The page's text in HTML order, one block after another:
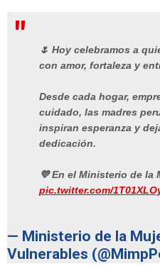
🌷 Hoy celebramos a
con amor, fortaleza y
Desde cada hogar,
cuidado, las madres
inspiran esperanza y
dedicación.
💜 En el Ministerio de la
pic.twitter.com/
— Ministerio de la
Vulnerables